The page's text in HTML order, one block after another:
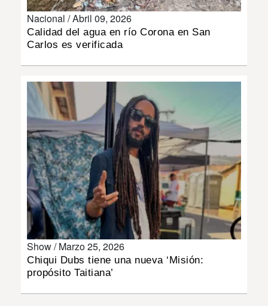
DEPORTES
INSÓLITAS
MULTIMEDIA
IMPRESO
Nacional /Abril 09, 2026
Calidad del agua en río Corona en San
Carlos es verificada
Show /Marzo 25, 2026
Chiqui Dubs tiene una nueva ‘Misión:
propósito Taitiana’